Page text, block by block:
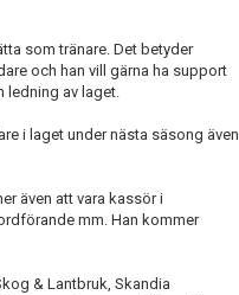
som tränare. Det betyder
och han vill gärna ha support
ledning av laget.
i laget under nästa säsong även
även att vara kassör i
mm. Han kommer
& Lantbruk, Skandia